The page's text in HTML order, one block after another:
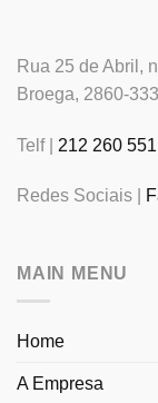
Rua 25 de Abril,
Broega, 2860-
Telf | 212 260 551
Redes Sociais |
MAIN MENU
Home
A Empresa